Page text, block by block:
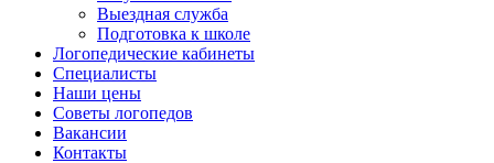
Выездная служба
Подготовка к школе
Логопедические кабинеты
Специалисты
Наши цены
Советы логопедов
Вакансии
Контакты